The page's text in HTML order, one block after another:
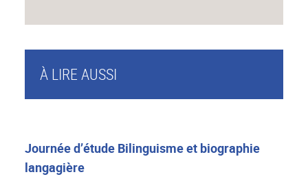
À LIRE AUSSI
Journée d’étude Bilinguisme et biographie
langagière